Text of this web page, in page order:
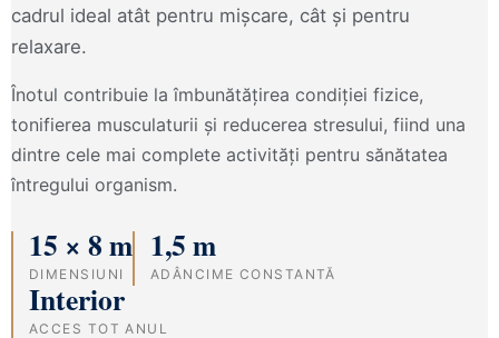
cadrul ideal atât pentru mișcare, cât și pentru
relaxare.
Înotul contribuie la îmbunătățirea condiției fizice,
tonifierea musculaturii și reducerea stresului, fiind una
dintre cele mai complete activități pentru sănătatea
întregului organism.
15 × 8 m
DIMENSIUNI
1,5 m
ADÂNCIME CONSTANTĂ
Interior
ACCES TOT ANUL